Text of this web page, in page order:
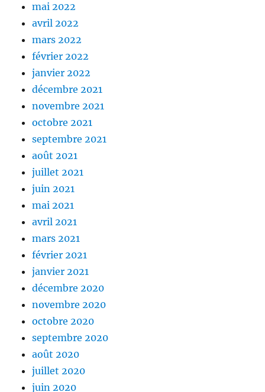
mai 2022
avril 2022
mars 2022
février 2022
janvier 2022
décembre 2021
novembre 2021
octobre 2021
septembre 2021
août 2021
juillet 2021
juin 2021
mai 2021
avril 2021
mars 2021
février 2021
janvier 2021
décembre 2020
novembre 2020
octobre 2020
septembre 2020
août 2020
juillet 2020
juin 2020